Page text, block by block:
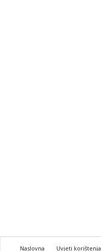
Naslovna Uvjeti korištenja